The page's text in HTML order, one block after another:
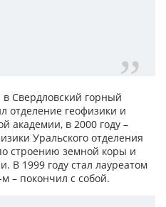
Свердловский горный
отделение геофизики и
академии, в 2000 году –
Уральского отделения
строению земной коры и
В 1999 году стал лауреатом
– покончил с собой.